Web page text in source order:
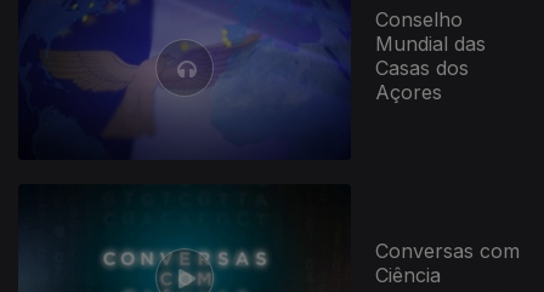
Conselho
Mundial das
Casas dos
Açores
Conversas com
Ciência